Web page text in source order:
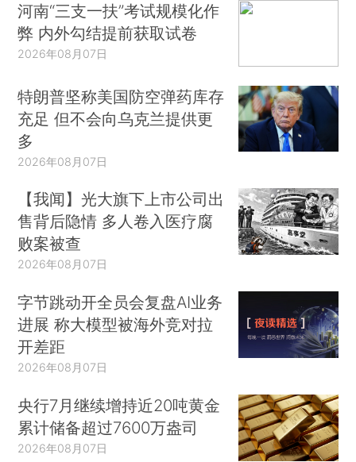
河南“三支一扶”考试规模化作
弊 内外勾结提前获取试卷
2026年08月07日
特朗普坚称美国防空弹药库存
充足 但不会向乌克兰提供更
多
2026年08月07日
【我闻】光大旗下上市公司出
售背后隐情 多人卷入医疗腐
败案被查
2026年08月07日
字节跳动开全员会复盘AI业务
进展 称大模型被海外竞对拉
开差距
2026年08月07日
央行7月继续增持近20吨黄金
累计储备超过7600万盎司
2026年08月07日